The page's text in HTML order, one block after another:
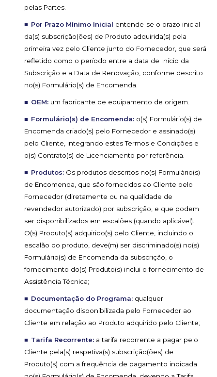
pelas Partes.
Por Prazo Mínimo Inicial entende-se o prazo inicial
da(s) subscrição(ões) de Produto adquirida(s) pela
primeira vez pelo Cliente junto do Fornecedor, que será
refletido como o período entre a data de Início da
Subscrição e a Data de Renovação, conforme descrito
no(s) Formulário(s) de Encomenda.
OEM: um fabricante de equipamento de origem.
Formulário(s) de Encomenda: o(s) Formulário(s) de
Encomenda criado(s) pelo Fornecedor e assinado(s)
pelo Cliente, integrando estes Termos e Condições e
o(s) Contrato(s) de Licenciamento por referência.
Produtos: Os produtos descritos no(s) Formulário(s)
de Encomenda, que são fornecidos ao Cliente pelo
Fornecedor (diretamente ou na qualidade de
revendedor autorizado) por subscrição, e que podem
ser disponibilizados em escalões (quando aplicável).
O(s) Produto(s) adquirido(s) pelo Cliente, incluindo o
escalão do produto, deve(m) ser discriminado(s) no(s)
Formulário(s) de Encomenda da subscrição, o
fornecimento do(s) Produto(s) inclui o fornecimento de
Assistência Técnica;
Documentação do Programa: qualquer
documentação disponibilizada pelo Fornecedor ao
Cliente em relação ao Produto adquirido pelo Cliente;
Tarifa Recorrente: a tarifa recorrente a pagar pelo
Cliente pela(s) respetiva(s) subscrição(ões) de
Produto(s) com a frequência de pagamento indicada